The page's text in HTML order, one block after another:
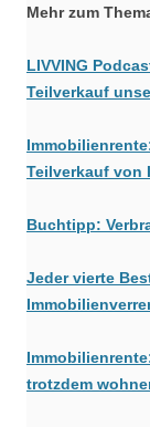
Mehr zum
LIVVING
Teilverkauf
Teilverkauf von
Buchtipp:
Jeder vierte
trotzdem